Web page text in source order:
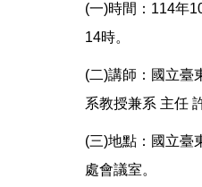
(一)時間：114年
14時。
(二)講師：國立臺
系教授兼系 主任
(三)地點：國立臺
處會議室。